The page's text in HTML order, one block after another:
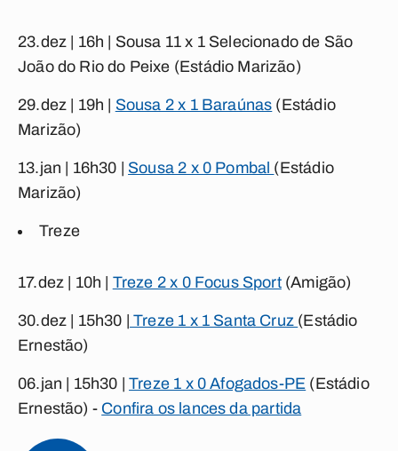
23.dez | 16h | Sousa 11 x 1 Selecionado de São
João do Rio do Peixe (Estádio Marizão)
29.dez | 19h | Sousa 2 x 1 Baraúnas (Estádio
Marizão)
13.jan | 16h30 | Sousa 2 x 0 Pombal (Estádio
Marizão)
Treze
17.dez | 10h | Treze 2 x 0 Focus Sport (Amigão)
30.dez | 15h30 | Treze 1 x 1 Santa Cruz (Estádio
Ernestão)
06.jan | 15h30 |Treze 1 x 0 Afogados-PE (Estádio
Ernestão) - Confira os lances da partida